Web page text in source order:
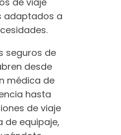
adaptados a
seguros de
desde
médica de
hasta
de viaje
de equipaje,